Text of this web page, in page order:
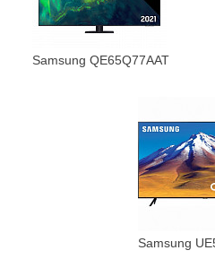
Samsung QE65Q77AAT
Samsung